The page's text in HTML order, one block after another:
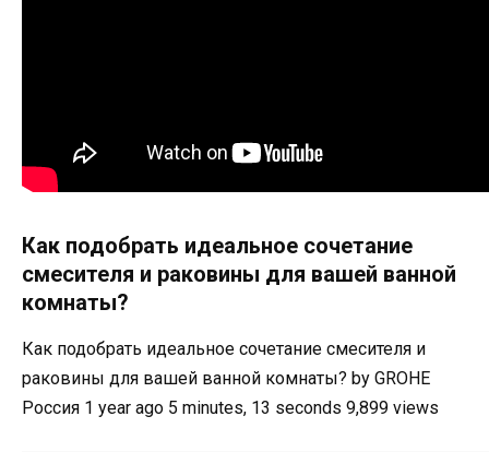
Как подобрать идеальное сочетание
смесителя и раковины для вашей ванной
комнаты?
Как подобрать идеальное сочетание смесителя и
раковины для вашей ванной комнаты? by GROHE
Россия 1 year ago 5 minutes, 13 seconds 9,899 views